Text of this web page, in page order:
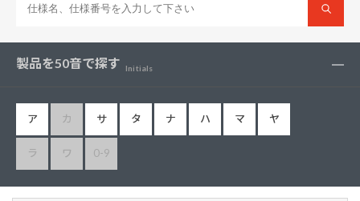
製品を50音で探す Initials
ア カ サ タ ナ ハ マ ヤ
ラ ワ 0-9